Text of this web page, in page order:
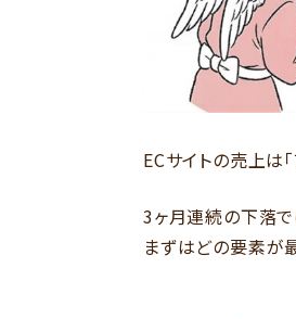
ECサイトの売上は
3ヶ月連続の下落で
まずはどの要素が